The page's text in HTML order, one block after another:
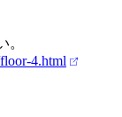
。
4.html